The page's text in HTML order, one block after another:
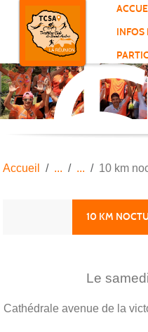
INFOS
Accueil 10 km
10 KM
Le samedi
Cathédrale avenue de la
Panneau de gestion des